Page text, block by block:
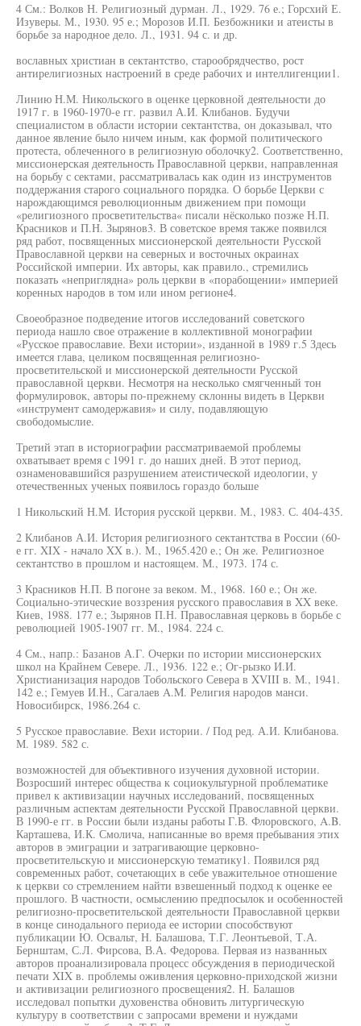
4 См.: Волков Н. Религиозный дурман. Л., 1929. 76 е.; Горсхий Е.
Изуверы. М., 1930. 95 е.; Морозов И.П. Безбожники и атеисты в
борьбе за народное дело. Л., 1931. 94 с. и др.
вославных христиан в сектантство, старообрядчество, рост
антирелигиозных настроений в среде рабочих и интеллигенции1.
Линию Н.М. Никольского в оценке церковной деятельности до
1917 г. в 1960-1970-е гг. развил А.И. Клибанов. Будучи
специалистом в области истории сектантства, он доказывал, что
данное явление было ничем иным, как формой политического
протеста, облеченного в религиозную оболочку2. Соответственно,
миссионерская деятельность Православной церкви, направленная
на борьбу с сектами, рассматривалась как один из инструментов
поддержания старого социального порядка. О борьбе Церкви с
нарождающимся революционным движением при помощи
«религиозного просветительства« писали нёсколько позже Н.П.
Красников и П.Н. Зырянов3. В советское время также появился
ряд работ, посвященных миссионерской деятельности Русской
Православной церкви на северных и восточных окраинах
Российской империи. Их авторы, как правило., стремились
показать «неприглядна» роль церкви в «порабощении» империей
коренных народов в том или ином регионе4.
Своеобразное подведение итогов исследований советского
периода нашло свое отражение в коллективной монографии
«Русское православие. Вехи истории», изданной в 1989 г.5 Здесь
имеется глава, целиком посвященная религиозно-
просветительской и миссионерской деятельности Русской
православной церкви. Несмотря на несколько смягченный тон
формулировок, авторы по-прежнему склонны видеть в Церкви
«инструмент самодержавия» и силу, подавляющую
свободомыслие.
Третий этап в историографии рассматриваемой проблемы
охватывает время с 1991 г. до наших дней. В этот период,
ознаменовавшийся разрушением атеистической идеологии, у
отечественных ученых появилось гораздо больше
1 Никольский Н.М. История русской церкви. М., 1983. С. 404-435.
2 Клибанов А.И. История религиозного сектантства в России (60-
е гг. XIX - начало XX в.). М., 1965.420 е.; Он же. Религиозное
сектантство в прошлом и настоящем. М., 1973. 174 с.
3 Красников Н.П. В погоне за веком. М., 1968. 160 е.; Он же.
Социально-этические воззрения русского православия в XX веке.
Киев, 1988. 177 е.; Зырянов П.Н. Православная церковь в борьбе с
революцией 1905-1907 гг. М., 1984. 224 с.
4 См., напр.: Базанов А.Г. Очерки по истории миссионерских
школ на Крайнем Севере. Л., 1936. 122 е.; Ог-рызко И.И.
Христианизация народов Тобольского Севера в XVIII в. М., 1941.
142 е.; Гемуев И.Н., Сагалаев A.M. Религия народов манси.
Новосибирск, 1986.264 с.
5 Русское православие. Вехи истории. / Под ред. А.И. Клибанова.
М. 1989. 582 с.
возможностей для объективного изучения духовной истории.
Возросший интерес общества к социокультурной проблематике
привел к активизации научных исследований, посвященных
различным аспектам деятельности Русской Православной церкви.
В 1990-е гг. в России были изданы работы Г.В. Флоровского, A.B.
Карташева, И.К. Смолича, написанные во время пребывания этих
авторов в эмиграции и затрагивающие церковно-
просветительскую и миссионерскую тематику1. Появился ряд
современных работ, сочетающих в себе уважительное отношение
к церкви со стремлением найти взвешенный подход к оценке ее
прошлого. В частности, осмыслению предпосылок и особенностей
религиозно-просветительской деятельности Православной церкви
в конце синодального периода ее истории способствуют
публикации Ю. Освальт, Н. Балашова, Т.Г. Леонтьевой, Т.А.
Бернштам, С.Л. Фирсова, В.А. Федорова. Первая из названных
авторов проанализировала процесс обсуждения в периодической
печати XIX в. проблемы оживления церковно-приходской жизни
и активизации религиозного просвещения2. Н. Балашов
исследовал попытки духовенства обновить литургическую
культуру в соответствии с запросами времени и нуждами